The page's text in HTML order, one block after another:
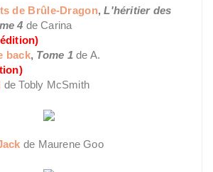
de Brûle-Dragon,L'héritier des
4 de Carina
back, Tome 1 de A.
de Tobly McSmith
de Maurene Goo